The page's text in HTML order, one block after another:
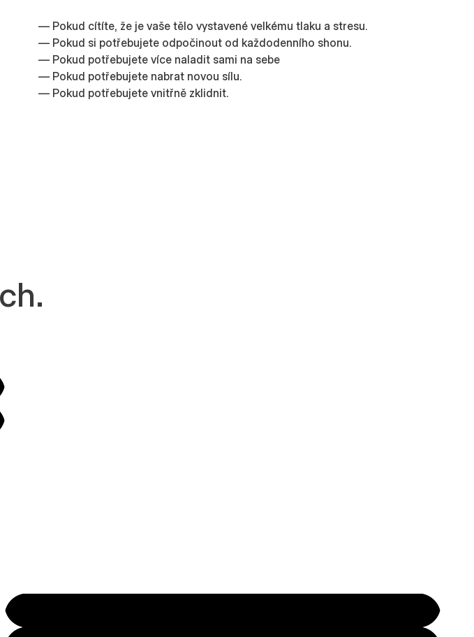
— Pokud cítíte, že je vaše tělo vystavené velkému tlaku a stresu.
— Pokud si potřebujete odpočinout od každodenního shonu.
— Pokud potřebujete více naladit sami na sebe
— Pokud potřebujete nabrat novou sílu.
— Pokud potřebujete vnitřně zklidnit.